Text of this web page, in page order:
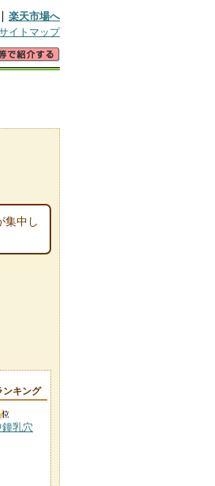
楽天市場へ
イトマップ
集中し
ンキング
乳穴